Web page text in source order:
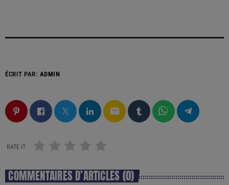
ÉCRIT PAR: ADMIN
email
RATE IT
COMMENTAIRES D’ARTICLES (0)